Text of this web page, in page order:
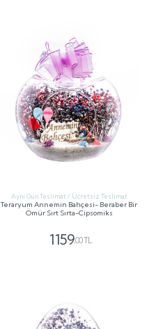
Aynı Gün Teslimat / Ücretsiz Teslimat
Teraryum Annemin Bahçesi- Beraber Bir
Ömür Sırt Sırta-Cipsomiks
1159,00 TL